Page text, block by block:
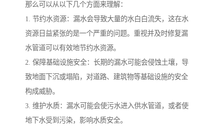
那么可以从以下几个方面来理解：
1. 节约水资源：漏水会导致大量的水白白流失，这在水
资源日益紧张的是一个严重的问题。重视并及时修复漏
水管道可以有效地节约水资源。
2. 保障基础设施安全：长期的漏水可能会侵蚀土壤，导
致地面下沉或塌陷，对道路、建筑物等基础设施的安全
构成威胁。
3. 维护水质：漏水可能会使污水进入供水管道，或者使
地下水受到污染，影响水质安全。